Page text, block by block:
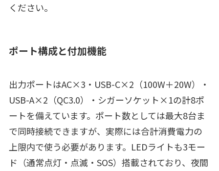
ください。
ポート構成と付加機能
出力ポートはAC×3・USB-C×2（100W＋20W）・
USB-A×2（QC3.0）・シガーソケット×1の計8ポ
ートを備えています。ポート数としては最大8台ま
で同時接続できますが、実際には合計消費電力の
上限内で使う必要があります。LEDライトも3モー
ド（通常点灯・点滅・SOS）搭載されており、夜間